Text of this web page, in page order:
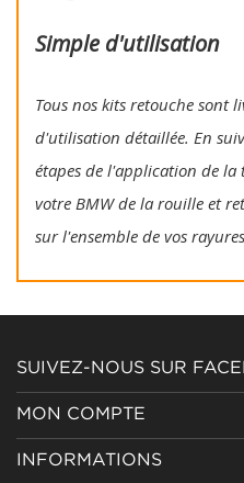
Simple d'utilisation
Tous nos kits retouche sont
d'utilisation détaillée. En
étapes de l'application de la
votre BMW de la rouille et
sur l'ensemble de vos
SUIVEZ-NOUS SUR
MON COMPTE
INFORMATIONS